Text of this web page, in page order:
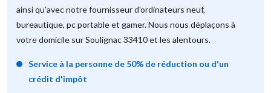
ainsi qu'avec notre fournisseur d'ordinateurs neuf,
bureautique, pc portable et gamer. Nous nous déplaçons à
votre domicile sur Soulignac 33410 et les alentours.
Service à la personne de 50% de réduction ou d'un
crédit d'impôt